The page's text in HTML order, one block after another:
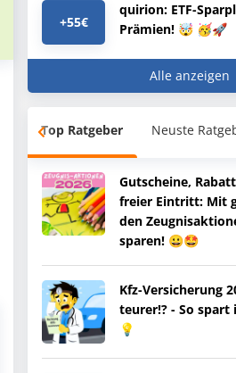
+55€
quirion: ETF-
Prämien! 🤯 🥳🚀
Alle anzeigen
Top Ratgeber Neuste
Gutscheine,
freier Eintritt: Mit
den
sparen! 😀🤩
Kfz-Versicherung
teurer!? - So
💡